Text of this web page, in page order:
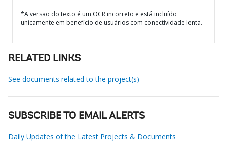
*A versão do texto é um OCR incorreto e está incluído
unicamente em benefício de usuários com conectividade lenta.
RELATED LINKS
See documents related to the project(s)
SUBSCRIBE TO EMAIL ALERTS
Daily Updates of the Latest Projects & Documents